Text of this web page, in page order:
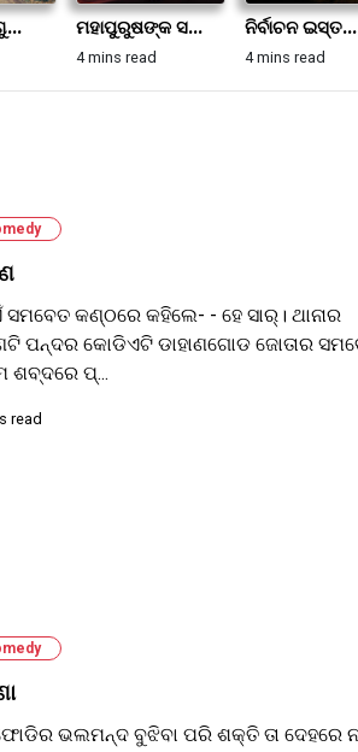
ମହାପୁରୁଷଙ୍କ ସ...
4 mins read
ନିର୍ବାଚନ ଇସ୍ତ...
4 mins read
କଣ୍ଠରେ କହିଲେ- - ହେ ସାର୍। ଥାନାର
ପନ୍ଦର କୋଡିଏଟି ଡାହାଣଗୋଡ ଜୋତାର
ଶବ୍ଦରେ ପ୍...
read
ଭଲମନ୍ଦ ବୁଝିବା ପରି ଶକ୍ତି ତା ଦେହରେ